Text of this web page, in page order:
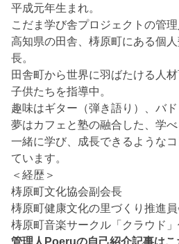
平成元年生まれ。
こだま学び舎プロジェクトの管理
高知県の田舎、梼原町にある個
長。
田舎町から世界に羽ばたける人
子供たちを指導中。
趣味はギター（弾き語り）、バド
夢はカフェと塾の融合した、学べ
一緒に学び、成長できるようなコ
ています。
＜経歴＞
梼原町文化協会副会長
梼原町健康文化の里づくり推進
梼原町音楽サークル「クラウド
管理人Poeruの自己紹介記事はこ